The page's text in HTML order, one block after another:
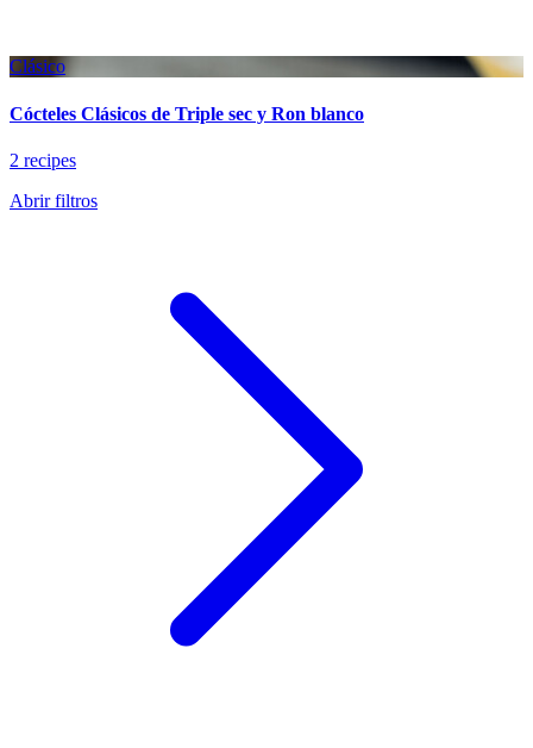
Clásico
Cócteles Clásicos de Triple sec y Ron blanco
2 recipes
Abrir filtros